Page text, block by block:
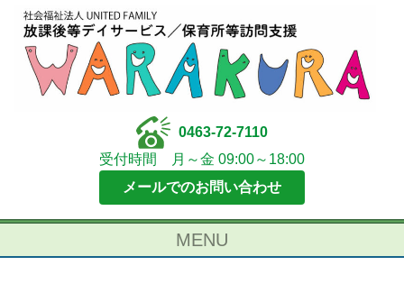
0463-72-7110
受付時間 月～金 09:00～18:00
メールでのお問い合わせ
MENU